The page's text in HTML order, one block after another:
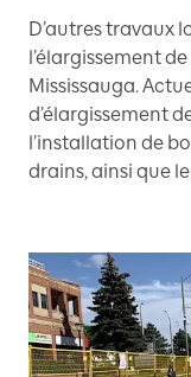
D’autres travaux
l’élargissement
Mississauga.
d’élargissement
l’installation de
drains, ainsi que